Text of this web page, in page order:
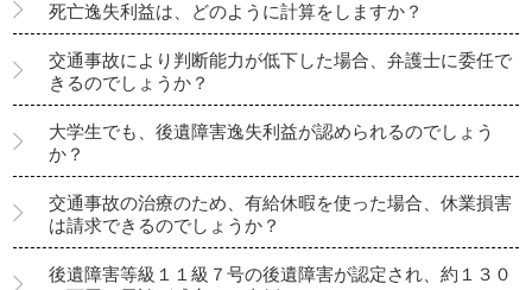
死亡逸失利益は、どのように計算をしますか？
交通事故により判断能力が低下した場合、弁護士に委任で
きるのでしょうか？
大学生でも、後遺障害逸失利益が認められるのでしょう
か？
交通事故の治療のため、有給休暇を使った場合、休業損害
は請求できるのでしょうか？
後遺障害等級１１級７号の後遺障害が認定され、約１３０